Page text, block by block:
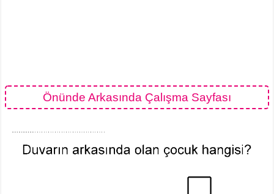
Önünde Arkasında Çalışma Sayfası